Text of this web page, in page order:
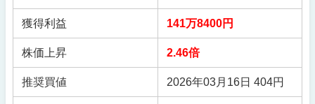
獲得利益 141万8400円
株価上昇 2.46倍
推奨買値 2026年03月16日 404円